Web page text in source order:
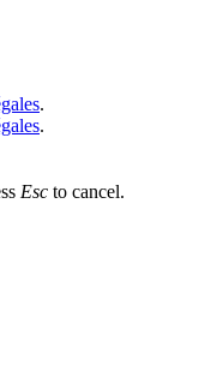
.
.
Esc to cancel.